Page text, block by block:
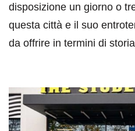
disposizione un giorno o
questa città e il suo
da offrire in termini di